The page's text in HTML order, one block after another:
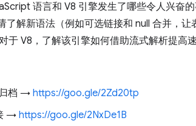
语言和 V8 引擎发生了哪些令人兴奋
了解新语法（例如可选链接和 null 合并，
于 V8，了解该引擎如何借助流式解析提高
档 →https://goo.gle/2Zd20tp
→ https://goo.gle/2NxDe1B